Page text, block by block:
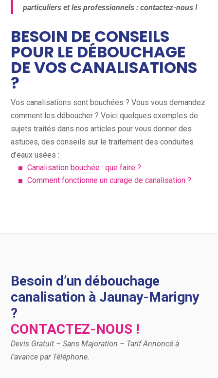
particuliers et les professionnels : contactez-nous !
BESOIN DE CONSEILS
POUR LE DÉBOUCHAGE
DE VOS CANALISATIONS
?
Vos canalisations sont bouchées ? Vous vous demandez
comment les déboucher ? Voici quelques exemples de
sujets traités dans nos articles pour vous donner des
astuces, des conseils sur le traitement des conduites
d’eaux usées :
Canalisation bouchée : que faire ?
Comment fonctionne un curage de canalisation ?
Besoin d’un débouchage
canalisation à Jaunay-Marigny
?
CONTACTEZ-NOUS !
Devis Gratuit – Sans Majoration – Tarif Annoncé à
l’avance par Téléphone.